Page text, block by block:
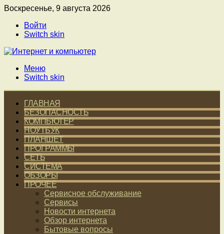
Воскресенье, 9 августа 2026
Войти
Switch skin
Меню
Switch skin
ГЛАВНАЯ
БЕЗОПАСНОСТЬ
КОМПЬЮТЕР
НОУТБУК
ПЛАНШЕТ
ПРОГРАММЫ
СЕТЬ
СИСТЕМА
ОБЗОРЫ
ПРОЧЕЕ
Сервисное обслуживание
Сервисы
Новости интернета
Обзор интернета
Бытовые вопросы